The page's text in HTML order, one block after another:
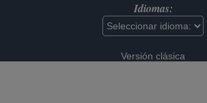
Idiomas:
Versión clásica